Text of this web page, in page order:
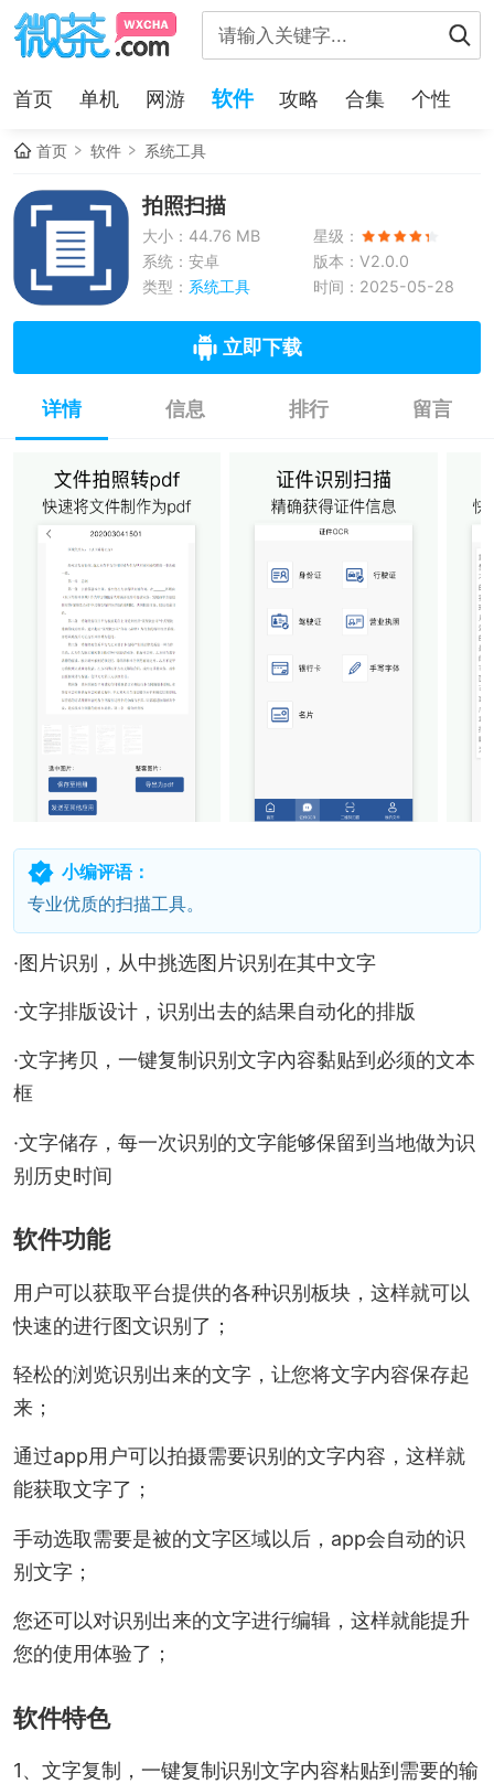
首页 单机 网游 软件 攻略 合集 个性
首页 软件 系统工具
拍照扫描
大小：44.76 MB
星级：
系统：安卓
版本：V2.0.0
类型： 系统工具 时间：2025-05-28
立即下载
详情 信息 排行 留言
小编评语：
专业优质的扫描工具。
·图片识别，从中挑选图片识别在其中文字
·文字排版设计，识别出去的結果自动化的排版
·文字拷贝，一键复制识别文字內容黏贴到必须的文本
框
·文字储存，每一次识别的文字能够保留到当地做为识
别历史时间
软件功能
用户可以获取平台提供的各种识别板块，这样就可以
快速的进行图文识别了；
轻松的浏览识别出来的文字，让您将文字内容保存起
来；
通过app用户可以拍摄需要识别的文字内容，这样就
能获取文字了；
手动选取需要是被的文字区域以后，app会自动的识
别文字；
您还可以对识别出来的文字进行编辑，这样就能提升
您的使用体验了；
软件特色
1、文字复制，一键复制识别文字内容粘贴到需要的输